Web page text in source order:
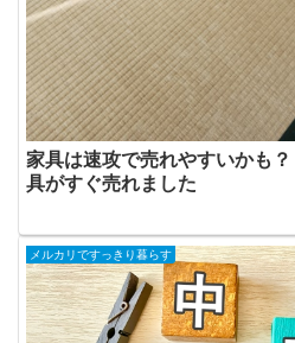
家具は速攻で売れやすいかも
具がすぐ売れました
メルカリですっきり暮らす